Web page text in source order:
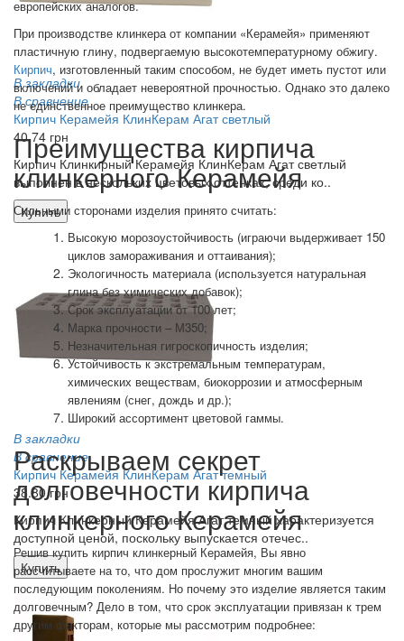
В закладки
В сравнение
Кирпич Керамейя КлинКерам Агат светлый
40.74 грн
Кирпич Клинкирный Керамейя КлинКерам Агат светлый
выполнен в нескольких цветовых оттенках, среди ко..
Купить
В закладки
В сравнение
Кирпич Керамейя КлинКерам Агат темный
38.80 грн
Кирпич Клинкерный Керамейя Агат темный характеризуется
доступной ценой, поскольку выпускается отечес..
Купить
европейских аналогов.
При производстве клинкера от компании «Керамейя» применяют
пластичную глину, подвергаемую высокотемпературному обжигу.
Кирпич, изготовленный таким способом, не будет иметь пустот или
включений и обладает невероятной прочностью. Однако это далеко
не единственное преимущество клинкера.
Преимущества кирпича
клинкерного Керамейя
Сильными сторонами изделия принято считать:
Высокую морозоустойчивость (играючи выдерживает 150
циклов замораживания и оттаивания);
Экологичность материала (используется натуральная
глина без химических добавок);
Срок эксплуатации от 100 лет;
Марка прочности – М350;
Незначительная гигроскопичность изделия;
Устойчивость к экстремальным температурам,
химических веществам, биокоррозии и атмосферным
явлениям (снег, дождь и др.);
Широкий ассортимент цветовой гаммы.
Раскрываем секрет
долговечности кирпича
клинкерного Керамейя
Решив купить кирпич клинкерный Керамейя, Вы явно
рассчитываете на то, что дом прослужит многим вашим
последующим поколениям. Но почему это изделие является таким
долговечным? Дело в том, что срок эксплуатации привязан к трем
другим факторам, которые мы рассмотрим подробнее: